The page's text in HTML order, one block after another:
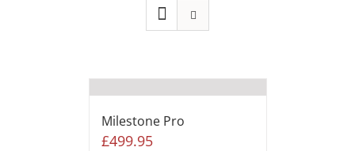
Milestone Pro
£499.95